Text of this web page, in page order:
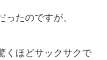
たのですが、
くほどサックサクで